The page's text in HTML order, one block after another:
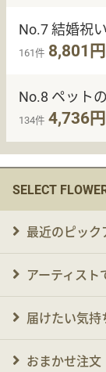
No.7 結婚祝
161件 8,801円
No.8 ペット
134件 4,736円
SELECT
最近のピック
アーティスト
届けたい気持
おまかせ注文